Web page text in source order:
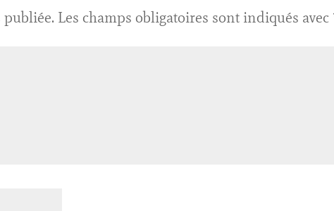
publiée. Les champs obligatoires sont indiqués avec